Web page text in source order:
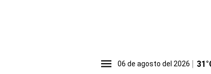
06 de agosto del 2026 31